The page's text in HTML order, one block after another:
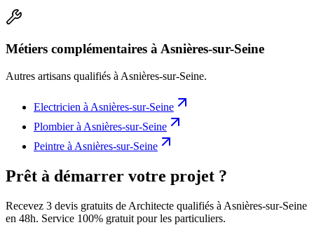
Métiers complémentaires à Asnières-sur-Seine
Autres artisans qualifiés à Asnières-sur-Seine.
Electricien à Asnières-sur-Seine
Plombierà Asnières-sur-Seine
Peintre à Asnières-sur-Seine
Prêt à démarrer votre projet ?
Recevez 3 devis gratuits de Architecte qualifiés à Asnières-sur-Seine
en 48h. Service 100% gratuit pour les particuliers.